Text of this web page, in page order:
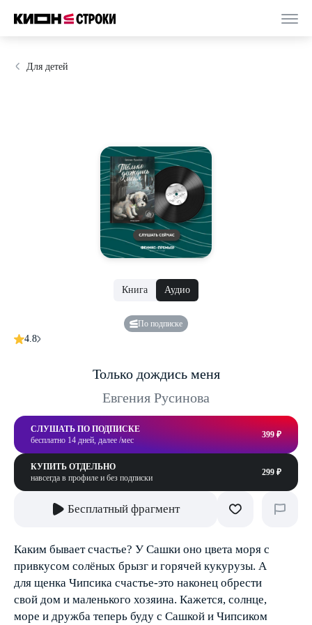
Для детей
Книга Аудио
По подписке
4.8
Только дождись меня
Евгения Русинова
СЛУШАТЬ ПО ПОДПИСКЕ
бесплатно 14 дней, далее /мес
399 ₽
КУПИТЬ ОТДЕЛЬНО
навсегда в профиле и без подписки
299 ₽
Бесплатный фрагмент
Каким бывает счастье? У Сашки оно цвета моря с
привкусом солёных брызг и горячей кукурузы. А
для щенка Чипсика счастье-это наконец обрести
свой дом и маленького хозяина. Кажется, солнце,
море и дружба теперь буду с Сашкой и Чипсиком